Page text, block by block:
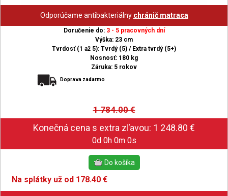
Odporúčame antibakteriálny chránič matraca
Doručenie do: 3 - 5 pracovných dní
Výška: 23 cm
Tvrdosť (1 až 5): Tvrdý (5) / Extra tvrdý (5+)
Nosnosť: 180 kg
Záruka: 5 rokov
Doprava zadarmo
1 784.00€
0d 0h 0m 0s
Na splátky už od 178.40 €